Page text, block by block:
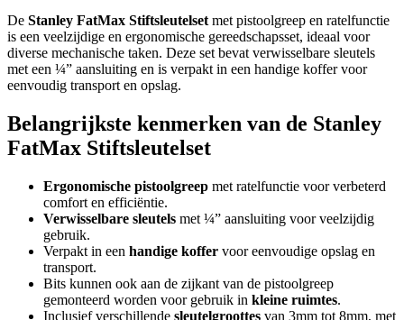
De Stanley FatMax Stiftsleutelset met pistoolgreep en ratelfunctie
is een veelzijdige en ergonomische gereedschapsset, ideaal voor
diverse mechanische taken. Deze set bevat verwisselbare sleutels
met een ¼” aansluiting en is verpakt in een handige koffer voor
eenvoudig transport en opslag.
Belangrijkste kenmerken van de Stanley
FatMax Stiftsleutelset
Ergonomische pistoolgreep met ratelfunctie voor verbeterd
comfort en efficiëntie.
Verwisselbare sleutels met ¼” aansluiting voor veelzijdig
gebruik.
Verpakt in een handige koffer voor eenvoudige opslag en
transport.
Bits kunnen ook aan de zijkant van de pistoolgreep
gemonteerd worden voor gebruik in kleine ruimtes.
Inclusief verschillende sleutelgroottes van 3mm tot 8mm, met